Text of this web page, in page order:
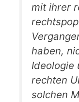
mit ihrer
haben,
Ideologie
rechten
solchen